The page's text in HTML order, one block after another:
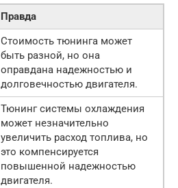
Правда
Стоимость тюнинга может
быть разной, но она
оправдана надежностью и
долговечностью двигателя.
Тюнинг системы охлаждения
может незначительно
увеличить расход топлива, но
это компенсируется
повышенной надежностью
двигателя.